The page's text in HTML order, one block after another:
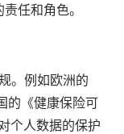
任和角色。
。例如欧洲的
的《健康保险可
个人数据的保护